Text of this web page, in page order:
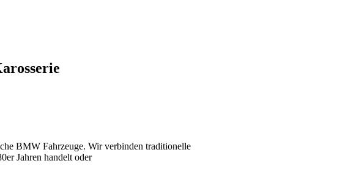
BMW Fahrzeuge. Wir verbinden traditionelle
Jahren handelt oder